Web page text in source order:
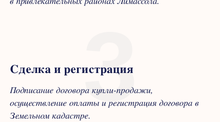
Сделка и регистрация
Подписание договора купли-продажи,
осуществление оплаты и регистрация договора в
Земельном кадастре.3